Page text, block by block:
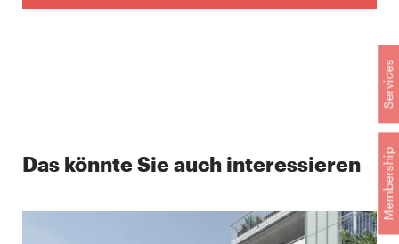
Membership
Services
Das könnte Sie auch interessieren